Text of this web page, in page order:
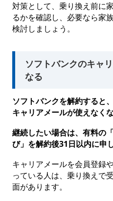
対策として、乗り換え前に
るかを確認し、必要なら家
検討しましょう。
ソフトバンクのキャ
なる
ソフトバンクを解約する
キャリアメールが使えなくな
継続したい場合は、有料の
び」を解約後31日以内に申
キャリアメールを会員登録
っている人は、乗り換えで
面があります。